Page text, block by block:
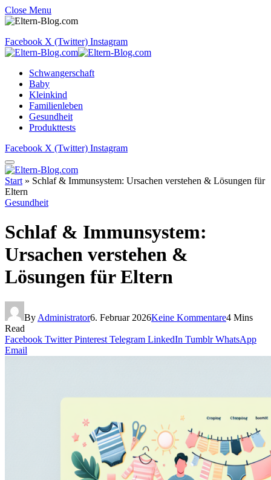
Close Menu
Facebook X (Twitter) Instagram
Schwangerschaft
Baby
Kleinkind
Familienleben
Gesundheit
Produkttests
Facebook X (Twitter) Instagram
Start » Schlaf & Immunsystem: Ursachen verstehen & Lösungen für
Eltern
Gesundheit
Schlaf & Immunsystem:
Ursachen verstehen &
Lösungen für Eltern
By Administrator6. Februar 2026Keine Kommentare4 Mins
Read
Facebook Twitter Pinterest Telegram LinkedIn Tumblr WhatsApp
Email